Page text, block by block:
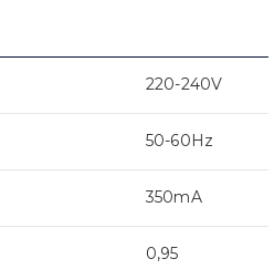
220-240V
50-60Hz
350mA
0,95